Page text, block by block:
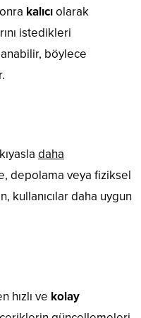
kalıcıolarak
istedikleri
böylece
daha
depolama veya fiziksel
kullanıcılar daha uygun
hızlı ve kolay